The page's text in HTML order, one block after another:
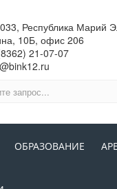
Республика Марий
10Б, офис 206
21-07-07
ОБРАЗОВАНИЕ